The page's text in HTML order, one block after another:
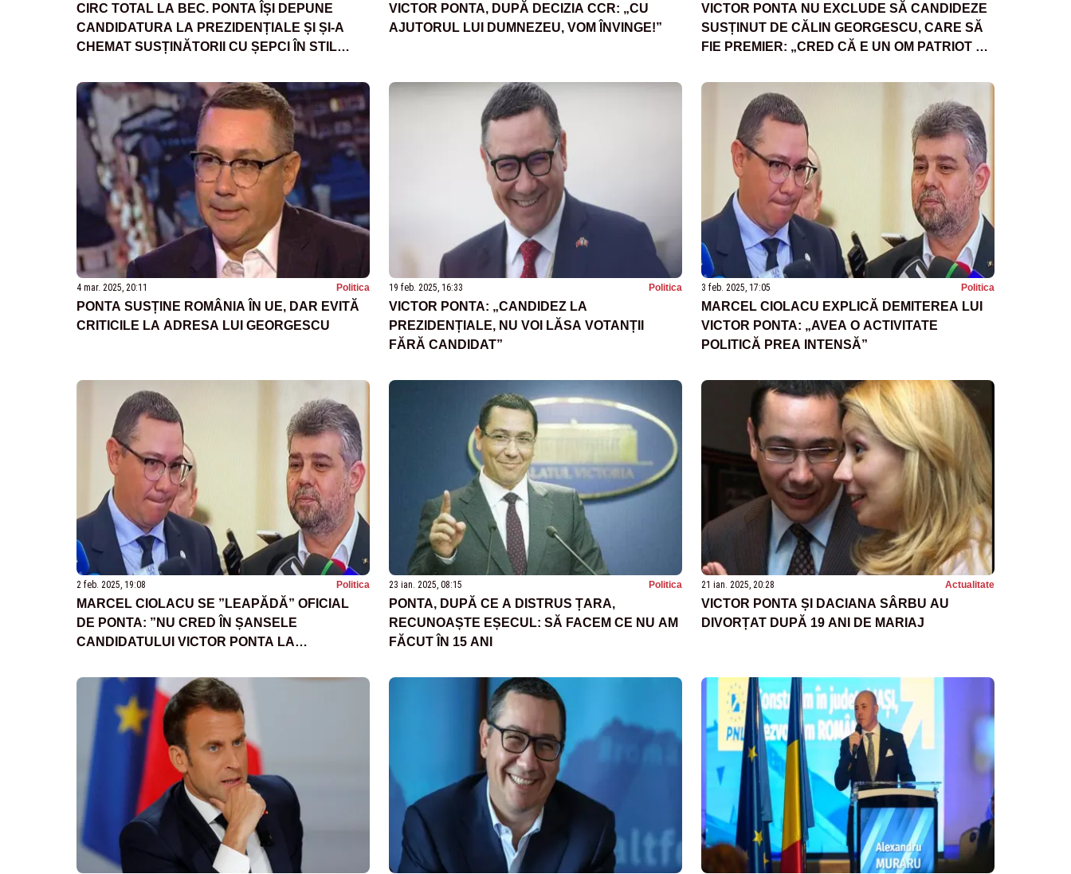
CIRC TOTAL LA BEC. PONTA ÎȘI DEPUNE
CANDIDATURA LA PREZIDENȚIALE ȘI ȘI-A
CHEMAT SUSȚINĂTORII CU ȘEPCI ÎN STIL
VICTOR PONTA, DUPĂ DECIZIA CCR: „CU
AJUTORUL LUI DUMNEZEU, VOM ÎNVINGE!”
VICTOR PONTA NU EXCLUDE SĂ CANDIDEZE
SUSȚINUT DE CĂLIN GEORGESCU, CARE SĂ
FIE PREMIER: „CRED CĂ E UN OM PATRIOT ȘI
4 mar. 2025, 20:11 Politica
PONTA SUSȚINE ROMÂNIA ÎN UE, DAR EVITĂ
CRITICILE LA ADRESA LUI GEORGESCU
19 feb. 2025, 16:33 Politica
VICTOR PONTA: „CANDIDEZ LA
PREZIDENȚIALE, NU VOI LĂSA VOTANȚII
FĂRĂ CANDIDAT”
3 feb. 2025, 17:05 Politica
MARCEL CIOLACU EXPLICĂ DEMITEREA LUI
VICTOR PONTA: „AVEA O ACTIVITATE
POLITICĂ PREA INTENSĂ”
2 feb. 2025, 19:08 Politica
MARCEL CIOLACU SE ”LEAPĂDĂ” OFICIAL
DE PONTA: ”NU CRED ÎN ȘANSELE
CANDIDATULUI VICTOR PONTA LA
23 ian. 2025, 08:15 Politica
PONTA, DUPĂ CE A DISTRUS ȚARA,
RECUNOAȘTE EȘECUL: SĂ FACEM CE NU AM
FĂCUT ÎN 15 ANI
21 ian. 2025, 20:28 Actualitate
VICTOR PONTA ȘI DACIANA SÂRBU AU
DIVORȚAT DUPĂ 19 ANI DE MARIAJ